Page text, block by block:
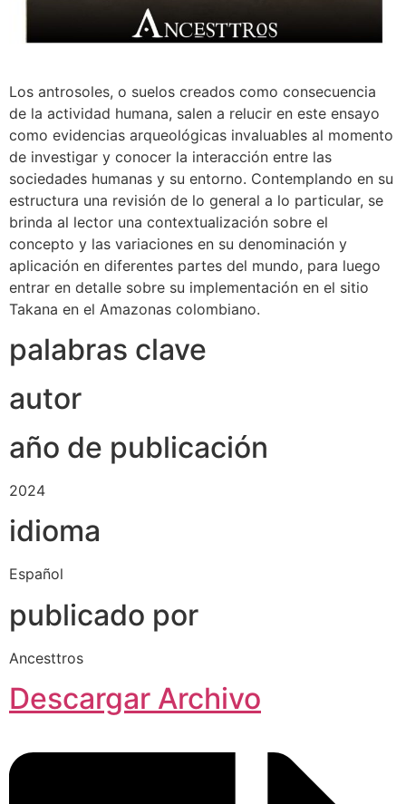
Los antrosoles, o suelos creados como consecuencia
de la actividad humana, salen a relucir en este ensayo
como evidencias arqueológicas invaluables al momento
de investigar y conocer la interacción entre las
sociedades humanas y su entorno. Contemplando en su
estructura una revisión de lo general a lo particular, se
brinda al lector una contextualización sobre el
concepto y las variaciones en su denominación y
aplicación en diferentes partes del mundo, para luego
entrar en detalle sobre su implementación en el sitio
Takana en el Amazonas colombiano.
palabras clave
autor
año de publicación
2024
idioma
Español
publicado por
Ancesttros
Descargar Archivo